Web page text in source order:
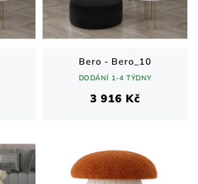
Bero - Bero_10
DODÁNÍ 1-4 TÝDNY
3 916 Kč